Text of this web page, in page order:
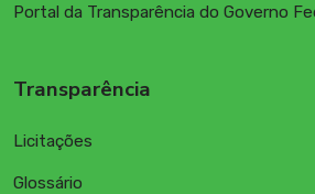
Portal da Transparência do Governo
Transparência
Licitações
Glossário